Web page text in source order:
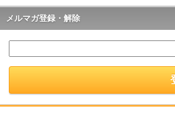
メルマガ登録・解除